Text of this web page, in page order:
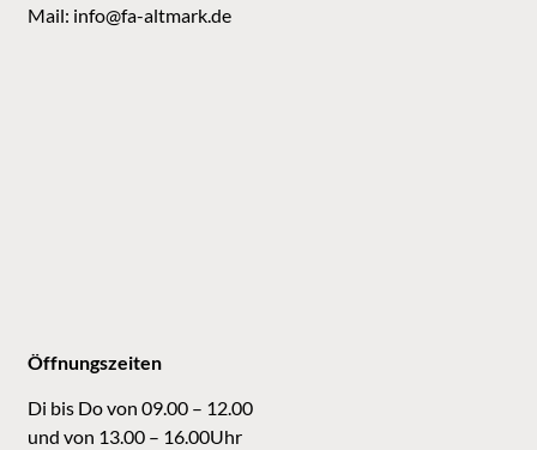
Öffnungszeiten
Di bis Do von 09.00 – 12.00
und von 13.00 – 16.00Uhr
Mail: info@fa-altmark.de